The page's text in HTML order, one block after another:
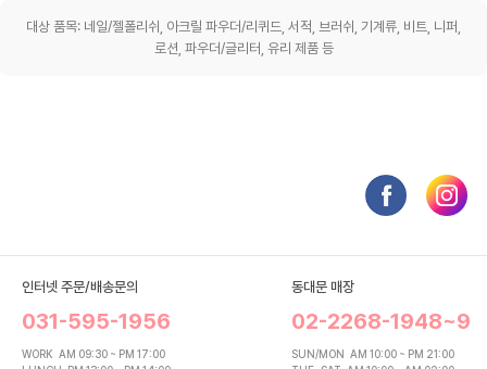
대상 품목: 네일/젤폴리쉬, 아크릴 파우더/리퀴드, 서적, 브러쉬, 기계류, 비트, 니퍼,
로션, 파우더/글리터, 유리 제품 등
인터넷 주문/배송문의
031-595-1956
WORK AM 09:30 ~ PM 17:00
동대문 매장
02-2268-1948~9
SUN/MON AM 10:00 ~ PM 21:00